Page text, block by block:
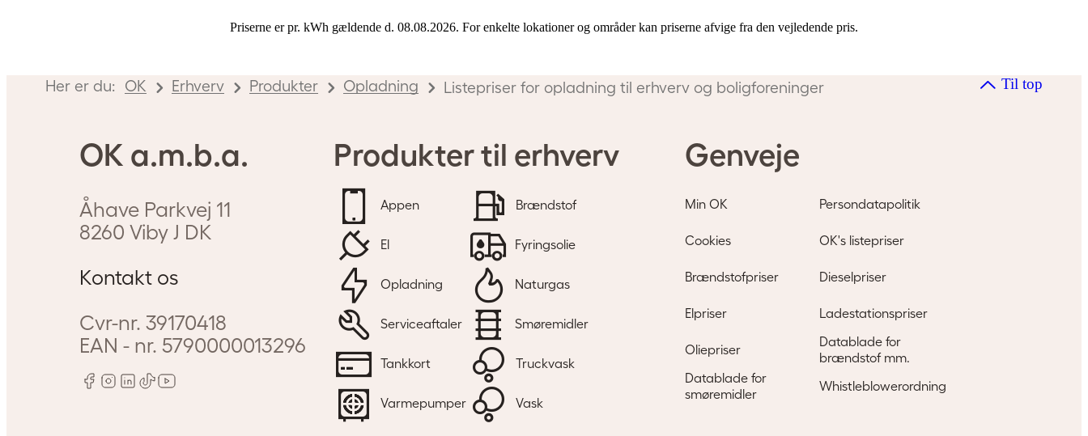
Priserne er pr. kWh gældende d. 08.08.2026. For enkelte lokationer og områder kan priserne afvige fra den vejledende pris.
Her er du: OK Erhverv Produkter Opladning Listepriser for opladning til erhverv og boligforeninger Til top
OK a.m.b.a.
Åhave Parkvej 11
8260 Viby J DK
Kontakt os
Cvr-nr. 39170418
EAN - nr. 5790000013296
Produkter til erhverv
Appen Brændstof
El Fyringsolie
Opladning Naturgas
Serviceaftaler Smøremidler
Tankkort Truckvask
Varmepumper Vask
Genveje
Min OK Persondatapolitik
Cookies OK's listepriser
Brændstofpriser Dieselpriser
Elpriser Ladestationspriser
Oliepriser
Datablade for
brændstof mm.
Datablade for
smøremidler
Whistleblowerordning